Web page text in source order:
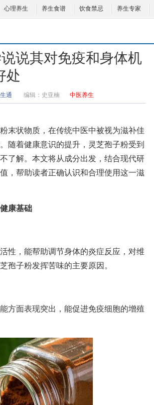
心理养生 养生食谱 饮食禁忌 养生专家
说其对免疫和身体机
处
通 编辑： 史亚楠 中医养生
末状物质，在传统中医中被视为滋补佳
随着健康意识的提升，灵芝孢子粉受到
了解。本文将从成分出发，结合现代研
，帮助读者正确认识和合理使用这一滋
康基础
，能帮助调节身体的炎症反应，对维
孢子粉发挥苦味的主要原因。
面表现突出，能促进免疫细胞的增殖